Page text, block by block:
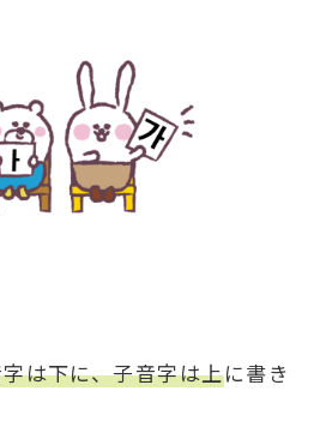
は下に、子音字は上に書き